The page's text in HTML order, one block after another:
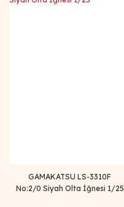
GAMAKATSU LS-3310F
No:2/0 Siyah Olta İğnesi 1/25